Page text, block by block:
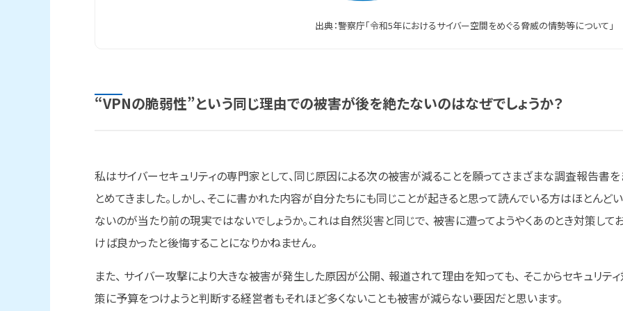
出典：警察庁「令和5年におけるサイバー空間をめぐる脅威の情勢等について」
“VPNの脆弱性”という同じ理由での被害が後を絶たないのはなぜでしょうか？
私はサイバーセキュリティの専門家として、同じ原因による次の被害が減ることを願ってさまざまな調査報告書を
とめてきました。しかし、そこに書かれた内容が自分たちにも同じことが起きると思って読んでいる方はほとんどい
ないのが当たり前の現実ではないでしょうか。これは自然災害と同じで、 被害に遭ってようやくあのとき対策して
けば良かったと後悔することになりかねません。
また、 サイバー攻撃により大きな被害が発生した原因が公開、 報道されて理由を知っても、 そこからセキュリテ
策に予算をつけようと判断する経営者もそれほど多くないことも被害が減らない要因だと思います。